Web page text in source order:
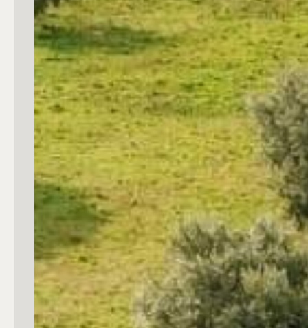
Locali
Qualsiasi
2
3
4